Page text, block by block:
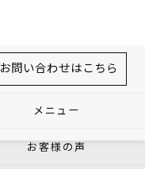
お問い合わせはこちら
メニュー
お客様の声